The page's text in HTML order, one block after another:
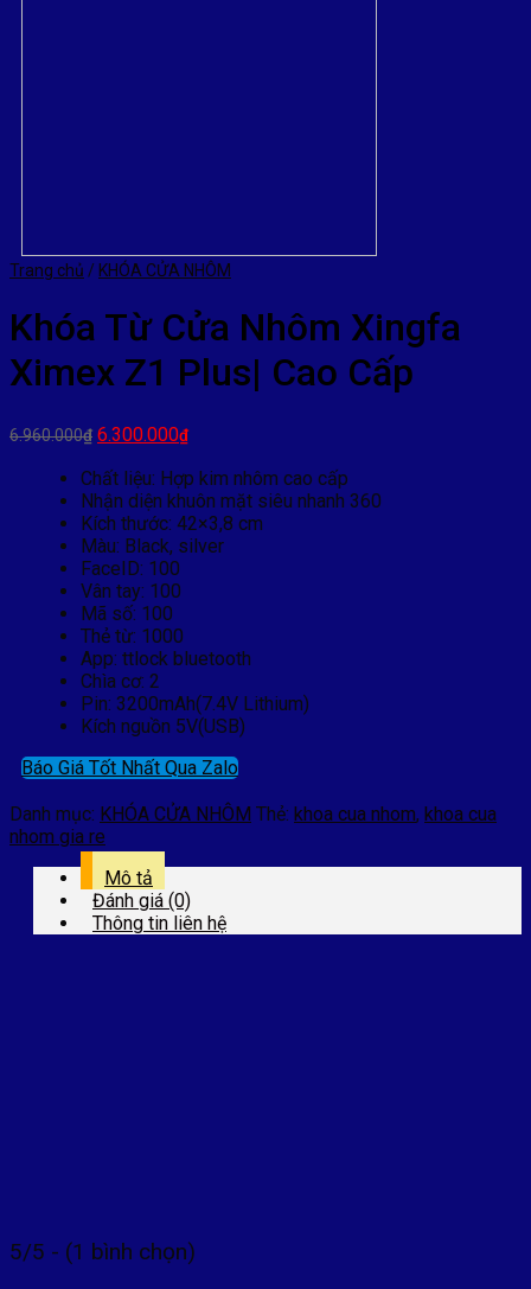
Trang chủ / KHÓA CỬA NHÔM
Khóa Từ Cửa Nhôm Xingfa
Ximex Z1 Plus| Cao Cấp
6.960.000₫ Giá
là:
6.960.000₫.
6.300.000₫Giá
tại
là:
6.300.000₫.
Chất liệu: Hợp kim nhôm cao cấp
Nhận diện khuôn mặt siêu nhanh 360
Kích thước: 42×3,8 cm
Màu: Black, silver
FaceID: 100
Vân tay: 100
Mã số: 100
Thẻ từ: 1000
App: ttlock bluetooth
Chìa cơ: 2
Pin: 3200mAh(7.4V Lithium)
Kích nguồn 5V(USB)
Báo Giá Tốt Nhất Qua Zalo
Danh mục: KHÓA CỬA NHÔM Thẻ: khoa cua nhom, khoa cua
nhom gia re
Mô tả
Đánh giá (0)
Thông tin liên hệ
5/5 - (1 bình chọn)